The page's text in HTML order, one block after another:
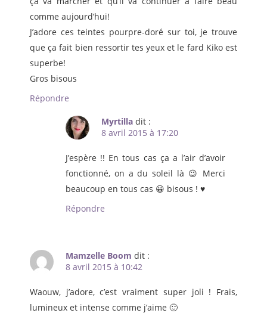
comme aujourd’hui!
J’adore ces teintes pourpre-doré sur toi, je trouve
que ça fait bien ressortir tes yeux et le fard Kiko est
superbe!
Gros bisous
Répondre
Myrtilla dit :
8 avril 2015 à 17:20
J’espère !! En tous cas ça a l’air d’avoir
fonctionné, on a du soleil là 😉 Merci
beaucoup en tous cas 😀 bisous ! ♥
Répondre
Mamzelle Boom dit :
8 avril 2015 à 10:42
Waouw, j’adore, c’est vraiment super joli ! Frais,
lumineux et intense comme j’aime 🙂